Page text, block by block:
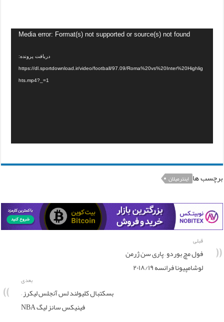
Media error: Format(s) not supported or source(s) not found
دریافت پرونده:
https://dl.sportdownload.ir/video/football/97.09/Roma%20vs%20Inter%20Highlig
hts.mp4?_=1
برچسب ها اینترمیلان
قبلی
فول مچ بوردو – پاری سن ژرمن
لوشامپیونا فرانسه ۲۰۱۸/۱۹
بعدی
بسکتبال کلیولند لس آنجلس لیکرز –
فینیکس سانز لیگ NBA